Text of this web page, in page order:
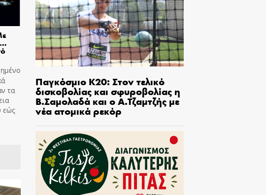
τα
εώς
Παγκόσμιο Κ20: Στον τελικό
δισκοβολίας και σφυροβολίας η
Β.Σαμολαδά και ο Α.Τζαμτζής με
νέα ατομικά ρεκόρ